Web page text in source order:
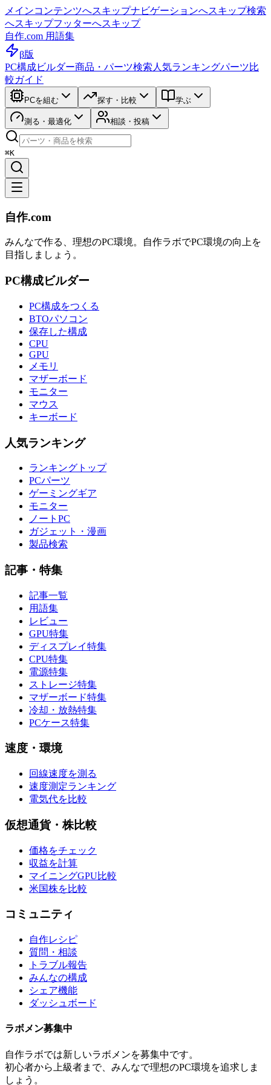
メインコンテンツへスキップナビゲーションへスキップ検索
へスキップフッターへスキップ
自作.com 用語集
β版
PC構成ビルダー商品・パーツ検索 人気ランキングパーツ比
較ガイド
PCを組む 探す・比較 学ぶ
測る・最適化 相談・投稿
⌘K
自作.com
みんなで作る、理想のPC環境。 自作ラボでPC環境の向上を
目指しましょう。
PC構成ビルダー
PC構成をつくる
BTOパソコン
保存した構成
CPU
GPU
メモリ
マザーボード
モニター
マウス
キーボード
人気ランキング
ランキングトップ
PCパーツ
ゲーミングギア
モニター
ノートPC
ガジェット・漫画
製品検索
記事・特集
記事一覧
用語集
レビュー
GPU特集
ディスプレイ特集
CPU特集
電源特集
ストレージ特集
マザーボード特集
冷却・放熱特集
PCケース特集
速度・環境
回線速度を測る
速度測定ランキング
電気代を比較
仮想通貨・株比較
価格をチェック
収益を計算
マイニングGPU比較
米国株を比較
コミュニティ
自作レシピ
質問・相談
トラブル報告
みんなの構成
シェア機能
ダッシュボード
ラボメン募集中
自作ラボでは新しいラボメンを募集中です。
初心者から上級者まで、みんなで理想のPC環境を追求しま
しょう。